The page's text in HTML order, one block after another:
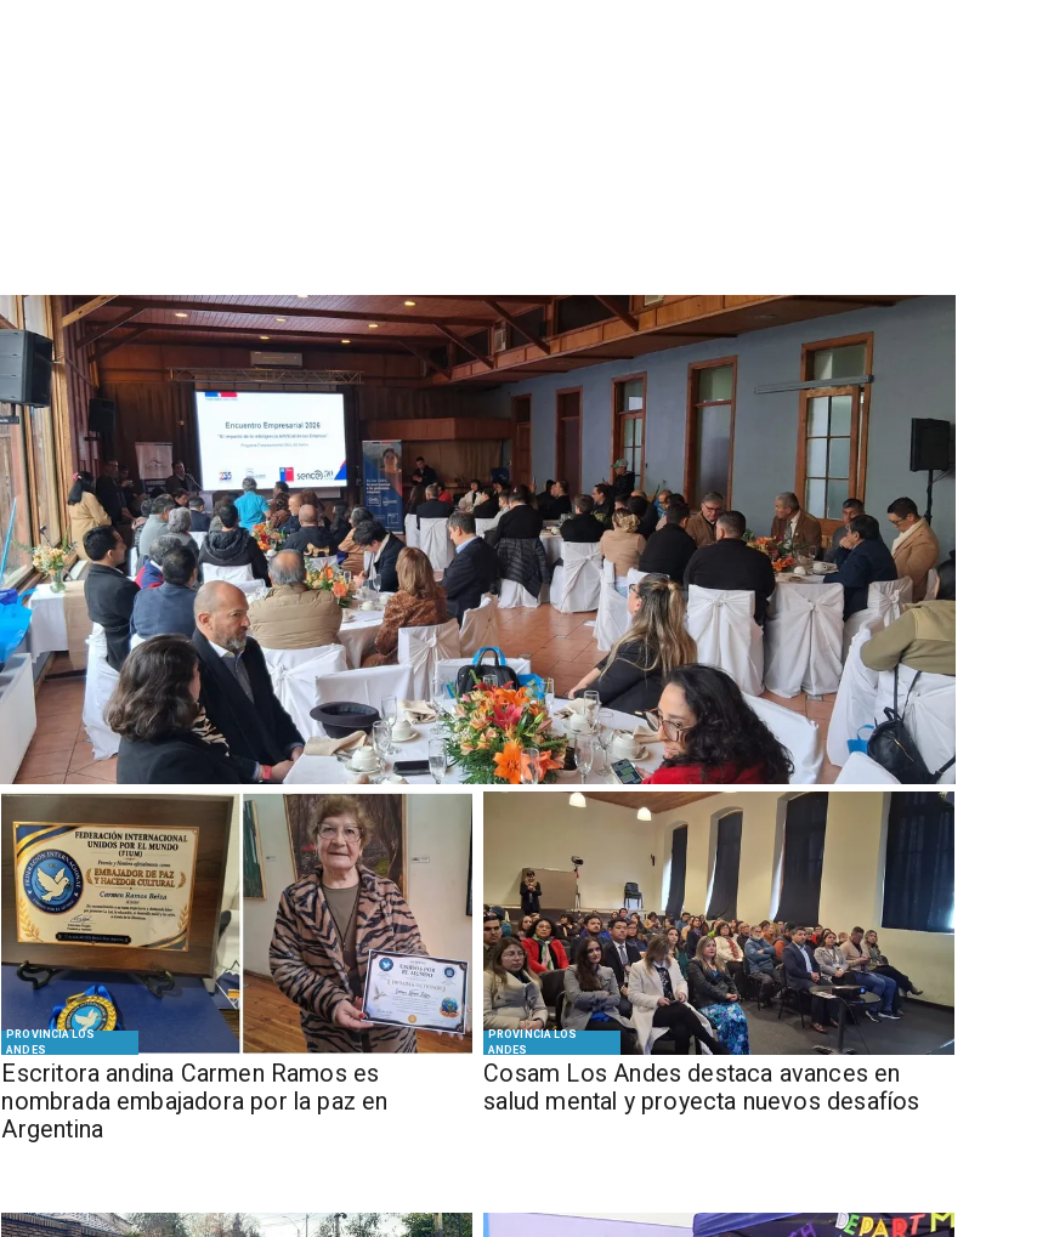
PROVINCIA LOS
ANDES
Escritora andina Carmen Ramos es
nombrada embajadora por la paz en
Argentina
PROVINCIA LOS
ANDES
Cosam Los Andes destaca avances en
salud mental y proyecta nuevos desafíos